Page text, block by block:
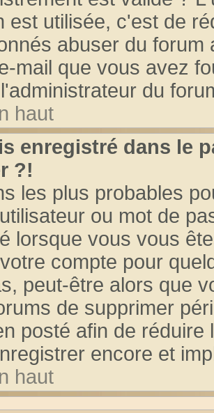
est utilisée, c'est de
abuser du
mail que vous avez
du
haut
enregistré dans le
?!
les plus probables
ou mot de
lorsque vous vous
compte pour
peut-être alors que
de supprimer
posté afin de
encore et
haut